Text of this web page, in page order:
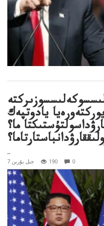
يادوتپەك
ما؟
..
7 جىل بۇرىن 190 0